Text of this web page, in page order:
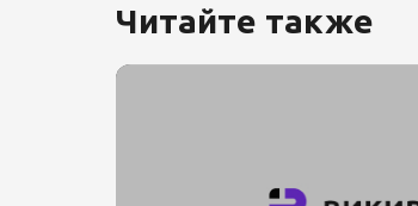
Читайте также